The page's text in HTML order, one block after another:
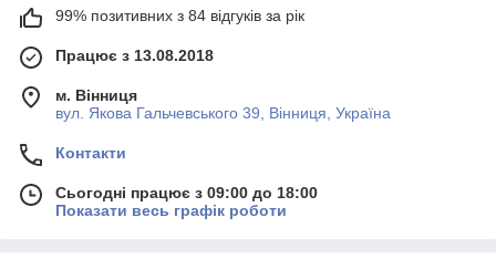
99% позитивних з 84 відгуків за рік
Працює з 13.08.2018
м. Вінниця
вул. Якова Гальчевського 39, Вінниця, Україна
Контакти
Сьогодні працює з 09:00 до 18:00
Показати весь графік роботи